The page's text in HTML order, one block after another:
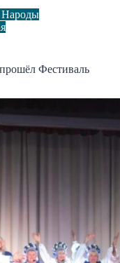
Народы
Фестиваль